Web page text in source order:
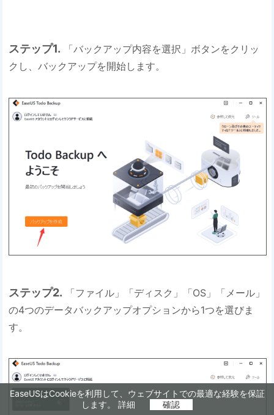
EaseUSはCookieを利用して、ウェブサイトでの最適な経験を保証
します。 詳細 確認
ステップ1. 「バックアップ内容を選択」ボタンをクリッ
クし、バックアップを開始します。
ステップ2. 「ファイル」「ディスク」「OS」「メール」
の4つのデータバックアップオプションから1つを選びま
す。